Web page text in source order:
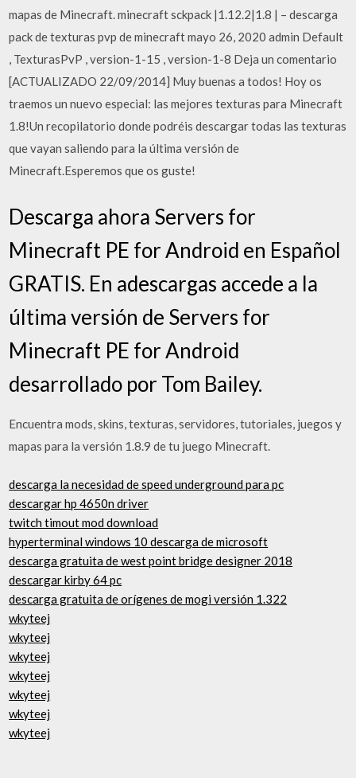
mapas de Minecraft. minecraft sckpack |1.12.2|1.8 | – descarga
pack de texturas pvp de minecraft mayo 26, 2020 admin Default
, TexturasPvP , version-1-15 , version-1-8 Deja un comentario
[ACTUALIZADO 22/09/2014] Muy buenas a todos! Hoy os
traemos un nuevo especial: las mejores texturas para Minecraft
1.8!Un recopilatorio donde podréis descargar todas las texturas
que vayan saliendo para la última versión de
Minecraft.Esperemos que os guste!
Descarga ahora Servers for
Minecraft PE for Android en Español
GRATIS. En adescargas accede a la
última versión de Servers for
Minecraft PE for Android
desarrollado por Tom Bailey.
Encuentra mods, skins, texturas, servidores, tutoriales, juegos y
mapas para la versión 1.8.9 de tu juego Minecraft.
descarga la necesidad de speed underground para pc
descargar hp 4650n driver
twitch timout mod download
hyperterminal windows 10 descarga de microsoft
descarga gratuita de west point bridge designer 2018
descargar kirby 64 pc
descarga gratuita de orígenes de mogi versión 1.322
wkyteej
wkyteej
wkyteej
wkyteej
wkyteej
wkyteej
wkyteej